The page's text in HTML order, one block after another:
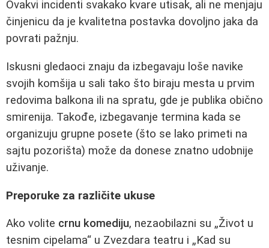
Ovakvi incidenti svakako kvare utisak, ali ne menjaju
činjenicu da je kvalitetna postavka dovoljno jaka da
povrati pažnju.
Iskusni gledaoci znaju da izbegavaju loše navike
svojih komšija u sali tako što biraju mesta u prvim
redovima balkona ili na spratu, gde je publika obično
smirenija. Takođe, izbegavanje termina kada se
organizuju grupne posete (što se lako primeti na
sajtu pozorišta) može da donese znatno udobnije
uživanje.
Preporuke za različite ukuse
Ako volite crnu komediju, nezaobilazni su „Život u
tesnim cipelama“ u Zvezdara teatru i „Kad su